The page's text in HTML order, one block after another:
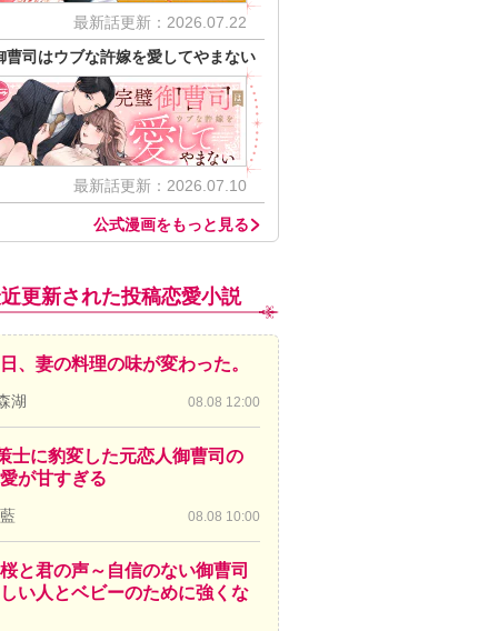
最新話更新：2026.07.22
曹司はウブな許嫁を愛してやまない
最新話更新：2026.07.10
公式漫画をもっと見る
更新された投稿恋愛小説
、妻の料理の味が変わった。
湖 08.08 12:00
士に豹変した元恋人御曹司の
が甘すぎる
08.08 10:00
と君の声～自信のない御曹司
い人とベビーのために強くな